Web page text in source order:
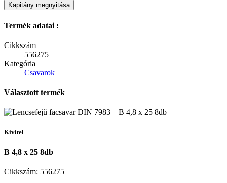
Kapitány megnyitása
Termék adatai :
Cikkszám
556275
Kategória
Csavarok
Választott termék
Kivitel
B 4,8 x 25 8db
Cikkszám: 556275